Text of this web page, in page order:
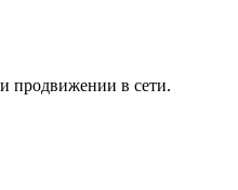
продвижении в сети.